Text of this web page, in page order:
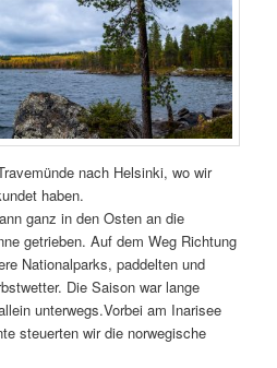
nach Helsinki, wo wir
haben.
ganz in den Osten an die
getrieben. Auf dem Weg Richtung
Nationalparks, paddelten und
Die Saison war lange
unterwegs.Vorbei am Inarisee
steuerten wir die norwegische